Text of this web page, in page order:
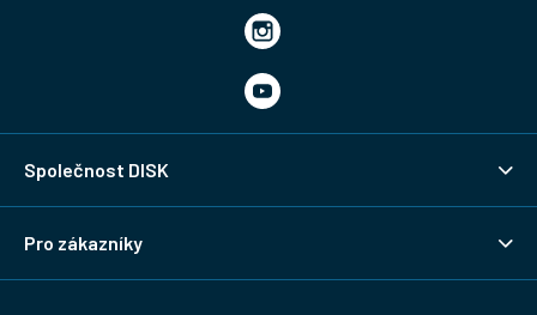
Společnost DISK
Pro zákazníky